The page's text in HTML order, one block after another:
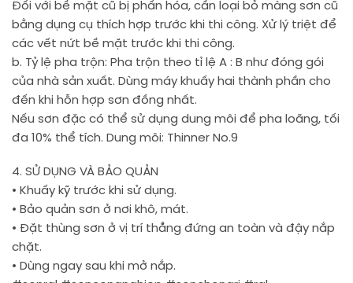
Đối với bề mặt cũ bị phấn hóa, cần loại bỏ màng sơn cũ
bằng dụng cụ thích hợp trước khi thi công. Xử lý triệt để
các vết nứt bề mặt trước khi thi công.
b. Tỷ lệ pha trộn: Pha trộn theo tỉ lệ A : B như đóng gói
của nhà sản xuất. Dùng máy khuấy hai thành phần cho
đến khi hỗn hợp sơn đồng nhất.
Nếu sơn đặc có thể sử dụng dung môi để pha loãng, tối
đa 10% thể tích. Dung môi: Thinner No.9
4. SỬ DỤNG VÀ BẢO QUẢN
• Khuấy kỹ trước khi sử dụng.
• Bảo quản sơn ở nơi khô, mát.
• Đặt thùng sơn ở vị trí thẳng đứng an toàn và đậy nắp
chặt.
• Dùng ngay sau khi mở nắp.